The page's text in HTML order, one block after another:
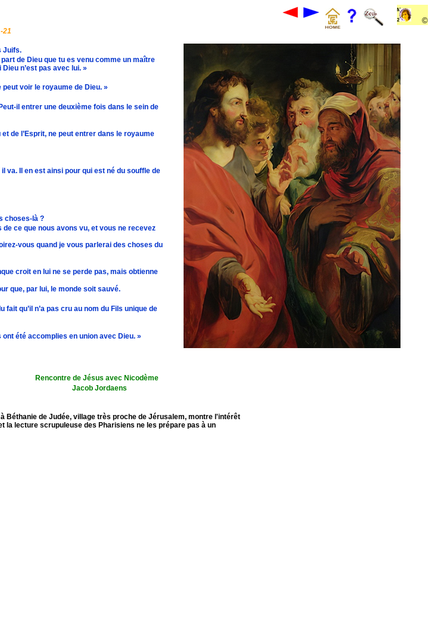
Ms
24
©
21
Juifs.
de Dieu que tu es venu comme un maître
n’est pas avec lui. »
voir le royaume de Dieu. »
il entrer une deuxième fois dans le sein de
de l’Esprit, ne peut entrer dans le royaume
va. Il en est ainsi pour qui est né du souffle de
choses-là ?
ce que nous avons vu, et vous ne recevez
vous quand je vous parlerai des choses du
croit en lui ne se perde pas, mais obtienne
que, par lui, le monde soit sauvé.
qu’il n’a pas cru au nom du Fils unique de
été accomplies en union avec Dieu. »
Rencontre de Jésus avec Nicodème
Jacob Jordaens
Béthanie de Judée, village très proche de Jérusalem, montre l'intérêt
la lecture scrupuleuse des Pharisiens ne les prépare pas à un